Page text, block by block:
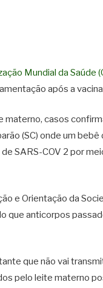
Mundial da Saúde
após a
casos
(SC) onde um
SARS-COV 2 por
e Orientação da
que anticorpos
que não vai
pelo leite materno